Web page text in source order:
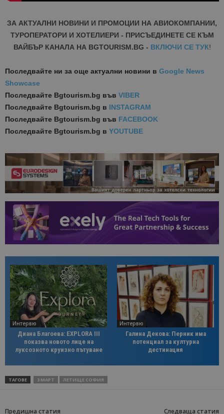
ЗА АКТУАЛНИ НОВИНИ И ПРОМОЦИИ НА АВИОКОМПАНИИ,
ТУРОПЕРАТОРИ И ХОТЕЛИЕРИ - ПРИСЪЕДИНЕТЕ СЕ КЪМ
ВАЙБЪР КАНАЛА НА BGTOURISM.BG - ВКЛЮЧИ СЕ ТУК!
Последвайте ни за още актуални новини в Google News
Showcase
Последвайте Bgtourism.bg във VIBER
Последвайте Bgtourism.bg в INSTAGRAM
Последвайте Bgtourism.bg във FACEBOOK
Последвайте Bgtourism.bg в YOUTUBE
Интервю
Диана Благоева: EXPLORA III
показва новото лице на
луксозното круизно пътуване
Интервю
Галина Декова: Перник има
потенциал за културна
дестинация
ТАГОВЕ 3 МАРТ ЛЕТИЩЕ СОФИЯ
Предишна статия Следваща статия